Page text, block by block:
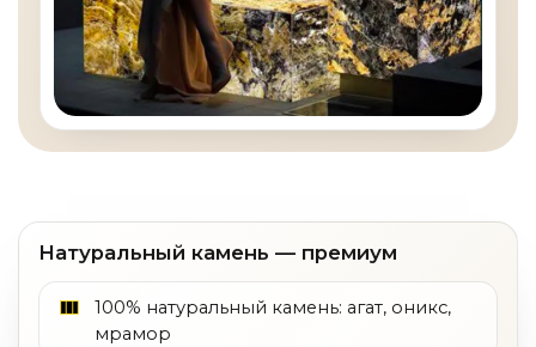
Натуральный камень — премиум
100% натуральный камень: агат, оникс,
мрамор